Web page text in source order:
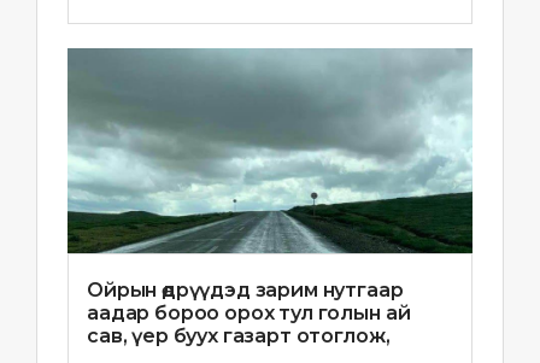
Ойрын өдрүүдэд зарим нутгаар
аадар бороо орох тул голын ай
сав, үер буух газарт отоглож,